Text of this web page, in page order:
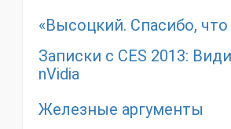
«Высоцкий. Спасибо,
Записки с CES 2013:
nVidia
Железные аргументы